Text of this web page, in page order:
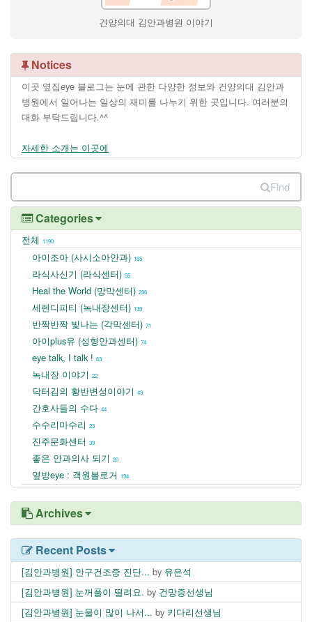
건양의대 김안과병원 이야기
Notices
이곳 옆집eye 블로그는 눈에 관한 다양한 정보와 건양의대 김안과
병원에서 일어나는 일상의 재미를 나누기 위한 곳입니다. 여러분의
대화 부탁드립니다.^^
자세한 소개는 이곳에
Find
Categories
전체 1190
아이조아 (사시소아안과) 165
라식사신기 (라식센터) 55
Heal the World (망막센터) 236
세렌디피티 (녹내장센터) 139
반짝반짝 빛나는 (각막센터) 71
아이plus유 (성형안과센터) 74
eye talk, I talk ! 63
녹내장 이야기 22
닥터김의 황반변성이야기 43
간호사들의 수다 44
수수리마수리 23
진주문화센터 39
좋은 안과의사 되기 20
옆방eye : 객원블로거 194
Archives
Recent Posts
[김안과병원] 안구건조증 진단... by 유은석
[김안과병원] 눈꺼풀이 떨려요. by 건망증선생님
[김안과병원] 눈물이 많이 나서... by 키다리선생님